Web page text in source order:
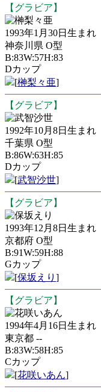
【グラビア】
榊梨々亜
1993年1月30日生まれ
神奈川県 O型
B:83W:57H:83
Dカップ
[榊梨々亜]
【グラビア】
武智沙世
1992年10月8日生まれ
千葉県 O型
B:86W:63H:85
Dカップ
[武智沙世]
【グラビア】
保坂えり
1993年12月8日生まれ
京都府 O型
B:91W:59H:88
Gカップ
[保坂えり ]
【グラビア】
花咲いあん
1994年4月16日生まれ
東京都 --
B:83W:58H:85
Cカップ
[花咲いあん]